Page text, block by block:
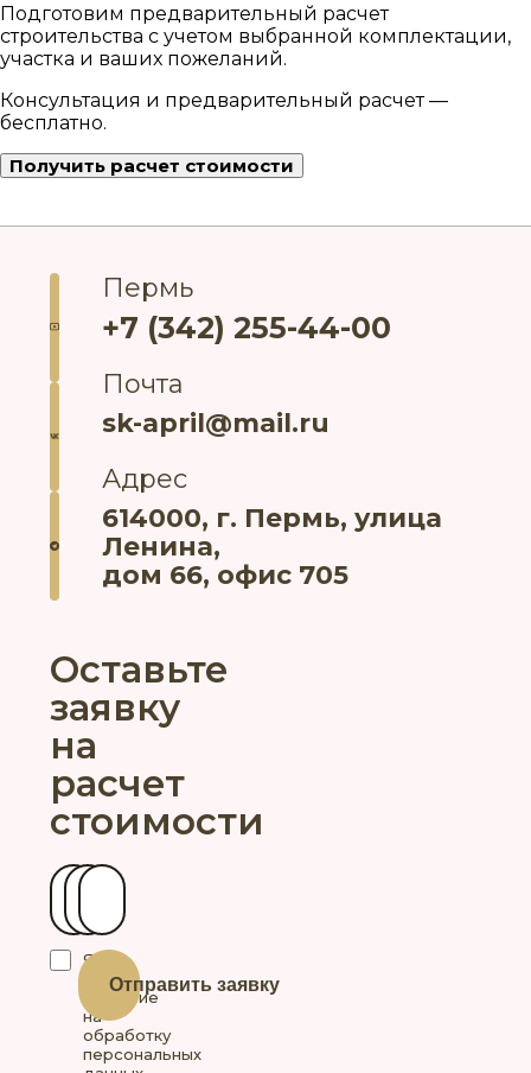
Подготовим предварительный расчет
строительства с учетом выбранной комплектации,
участка и ваших пожеланий.
Консультация и предварительный расчет —
бесплатно.
Получить расчет стоимости
Оставьте
заявку
на
расчет
стоимости
Ваше имя
Контактный телефон
Ваш город
Я
даю
согласие
на
обработку
персональных
Отправить заявку
Пермь
+7 (342) 255-44-00
Почта
sk-april@mail.ru
Адрес
614000, г. Пермь, улица
Ленина,
дом 66, офис 705